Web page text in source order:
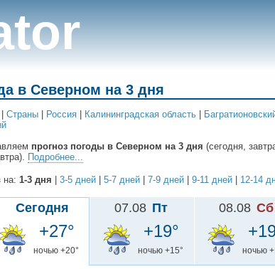
в Северном на 3 дня
Cтраны Россия Калининградская область
прогноз погоды в Северном на 3 дня (сегодня,
Подробнее...
на: 1-3 дня 3-5 дней 5-7 дней 7-9 дней 9-11 дней 12-14
Сегодня
+27°
ночью +20°
07.08 Пт
+19°
ночью +15°
08.08 Сб
ночью